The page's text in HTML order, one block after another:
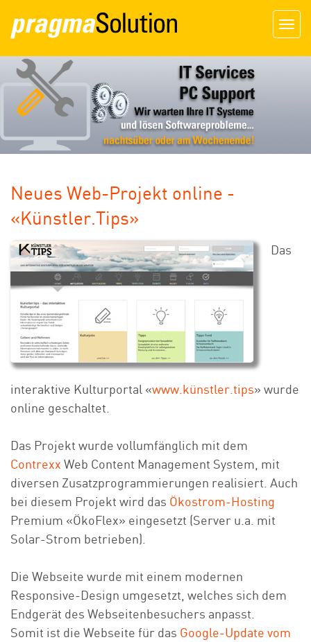
Neues Web-Projekt online -
«Künstler.Tips»
Das
interaktive Kulturportal «www.künstler.tips» wurde
online geschaltet.
Das Projekt wurde vollumfänglich mit dem
Contrexx Web Content Management System, mit
diversen Zusatzprogrammierungen realisiert. Auch
bei diesem Projekt wird das Ökostrom-Hosting
Premium «ÖkoFlex» eingesetzt (Server u.a. mit
Solar-Strom betrieben).
Die Webseite wurde mit einem modernen
Responsive-Design umgesetzt, welches sich dem
Endgerät des Webseitenbesuchers anpasst.
Somit ist die Webseite für das Google-Update vom